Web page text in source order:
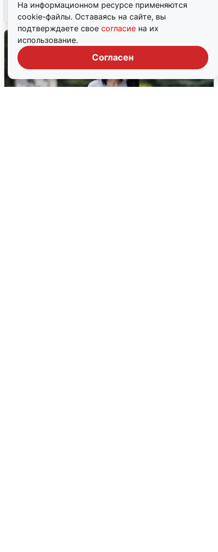
На информационном ресурсе применяются
cookie-файлы. Оставаясь на сайте, вы
подтверждаете свое согласие на их
использование.
Согласен
6 августа 0